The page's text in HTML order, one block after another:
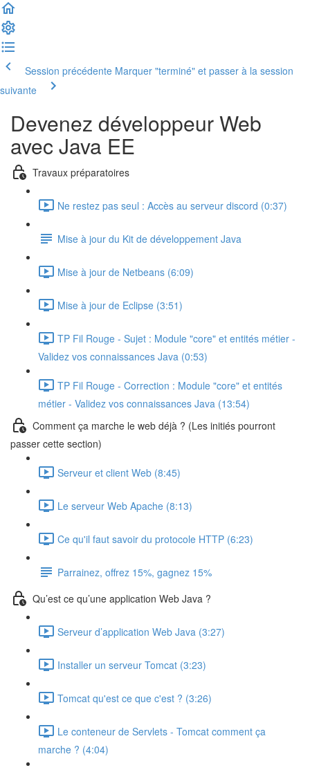
Session précédente Marquer "terminé" et passer à la session
suivante
Devenez développeur Web
avec Java EE
Travaux préparatoires
Ne restez pas seul : Accès au serveur discord (0:37)
Mise à jour du Kit de développement Java
Mise à jour de Netbeans (6:09)
Mise à jour de Eclipse (3:51)
TP Fil Rouge - Sujet : Module "core" et entités métier -
Validez vos connaissances Java (0:53)
TP Fil Rouge - Correction : Module "core" et entités
métier - Validez vos connaissances Java (13:54)
Comment ça marche le web déjà ? (Les initiés pourront
passer cette section)
Serveur et client Web (8:45)
Le serveur Web Apache (8:13)
Ce qu'il faut savoir du protocole HTTP (6:23)
Parrainez, offrez 15%, gagnez 15%
Qu’est ce qu’une application Web Java ?
Serveur d’application Web Java (3:27)
Installer un serveur Tomcat (3:23)
Tomcat qu'est ce que c'est ? (3:26)
Le conteneur de Servlets - Tomcat comment ça
marche ? (4:04)